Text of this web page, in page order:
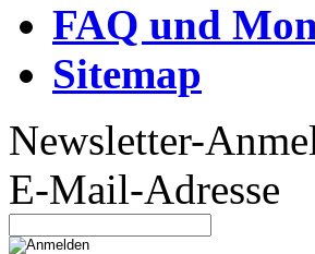
FAQ und
Sitemap
Newsletter-
E-Mail-Adresse